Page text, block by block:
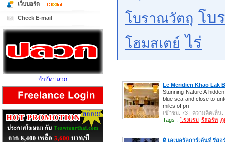
โบราณวัตถุ โบ
โฮมสเตย์ ไร่
Le Meridien Khao Lak
Stunning Nature A
blue sea and close to
miles of pri
เข้าชม: 73 | ความคิดเห็น:
Tags : โรงแรม รีสอร์ท ภู
ดิ เอเมอรัลการ์เด้นท์ รีสอ
เว็บบอร์ด
Check E-mail
กำจัดปลวก